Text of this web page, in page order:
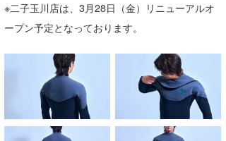
※二子玉川店は、3月28日（金）リニューアルオ
ープン予定となっております。